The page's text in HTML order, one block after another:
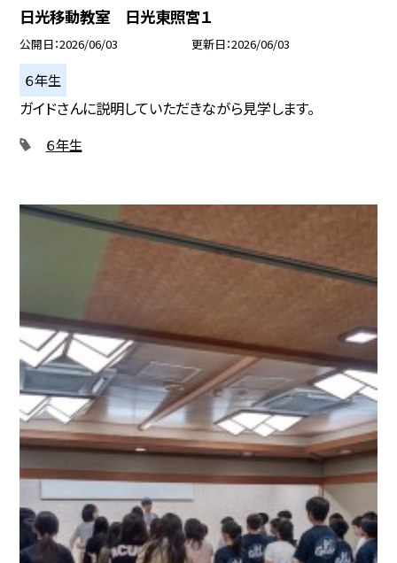
日光移動教室 日光東照宮１
公開日 2026/06/03 更新日 2026/06/03
６年生
ガイドさんに説明していただきながら見学します。
６年生